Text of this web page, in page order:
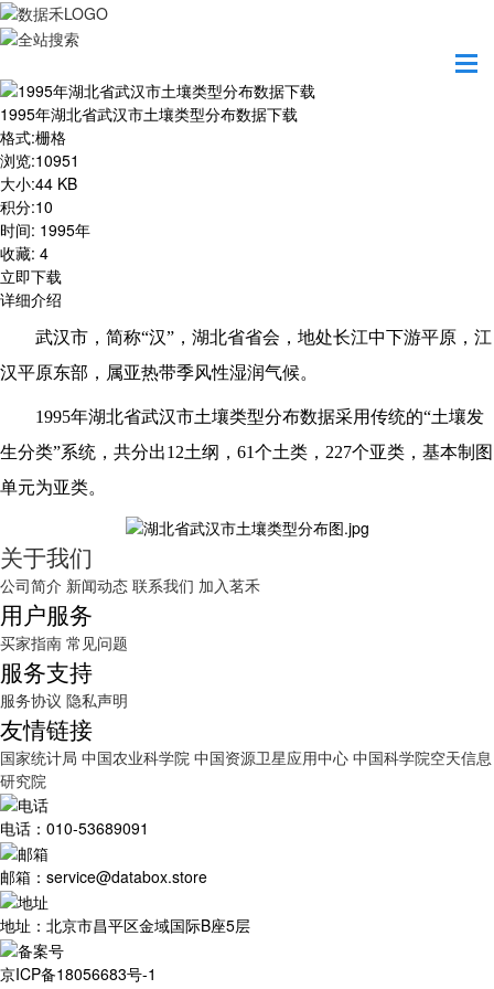
1995年湖北省武汉市土壤类型分布数据下载
1995年湖北省武汉市土壤类型分布数据下载
格式:栅格
浏览:10951
大小:44 KB
积分:10
时间: 1995年
收藏: 4
立即下载
详细介绍
武汉市，简称“汉”，湖北省省会，地处长江中下游平原，江
汉平原东部，属亚热带季风性湿润气候。
1995年湖北省武汉市土壤类型分布数据采用传统的“土壤发
生分类”系统，共分出12土纲，61个土类，227个亚类，基本制图
单元为亚类。
关于我们
公司简介 新闻动态 联系我们 加入茗禾
用户服务
买家指南 常见问题
服务支持
服务协议 隐私声明
友情链接
国家统计局 中国农业科学院 中国资源卫星应用中心 中国科学院空天信息
研究院
电话：010-53689091
邮箱：service@databox.store
地址：北京市昌平区金域国际B座5层
京ICP备18056683号-1